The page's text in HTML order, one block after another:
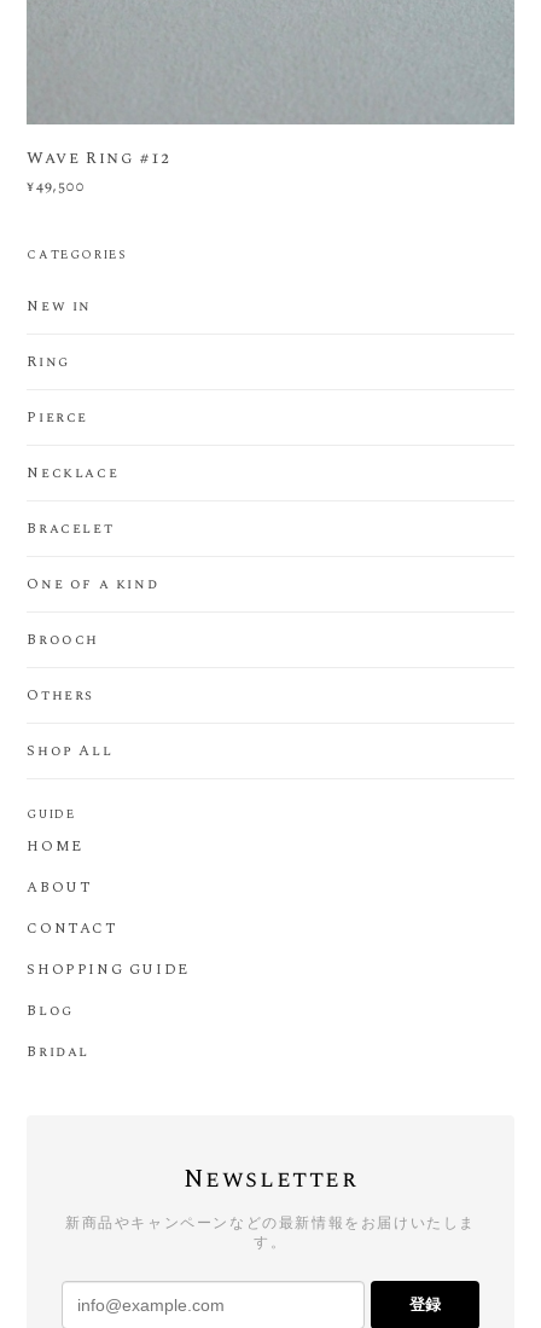
Wave Ring #12
¥49,500
CATEGORIES
New in
Ring
Pierce
Necklace
Bracelet
One of a kind
Brooch
Others
Shop All
GUIDE
HOME
ABOUT
CONTACT
SHOPPING GUIDE
Blog
Bridal
Newsletter
新商品やキャンペーンなどの最新情報をお届けいたしま
す。
登録